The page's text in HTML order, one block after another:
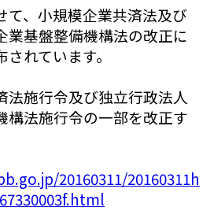
、小規模企業共済法及び
業基盤整備機構法の改正に
れています。
施行令及び独立行政法人
構法施行令の一部を改正す
20160311/20160311h